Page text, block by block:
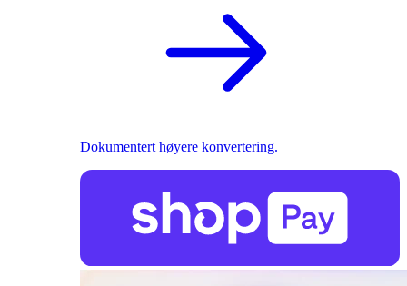
Dokumentert høyere konvertering.